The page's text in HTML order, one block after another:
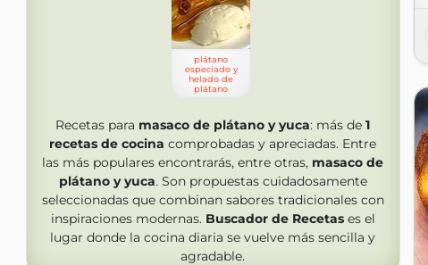
plátano
especiado y
helado de
plátano
Recetas para masaco de plátano y yuca: más de 1
recetas de cocina comprobadas y apreciadas. Entre
las más populares encontrarás, entre otras, masaco de
plátano y yuca. Son propuestas cuidadosamente
seleccionadas que combinan sabores tradicionales con
inspiraciones modernas. Buscador de Recetases el
lugar donde la cocina diaria se vuelve más sencilla y
agradable.